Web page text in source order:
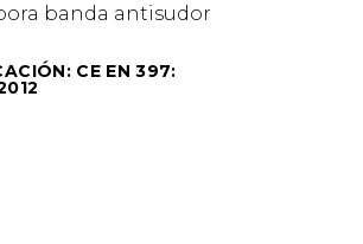
banda antisudor
CE EN 397: